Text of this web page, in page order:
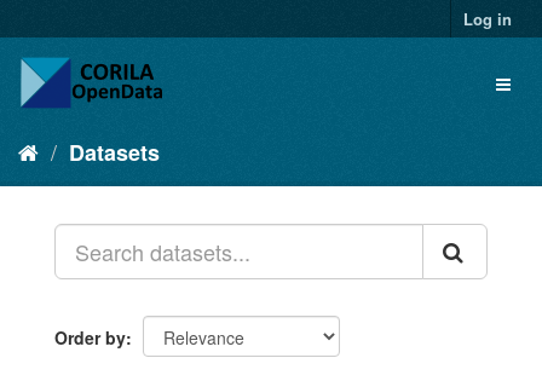
Log in
Datasets
Order by